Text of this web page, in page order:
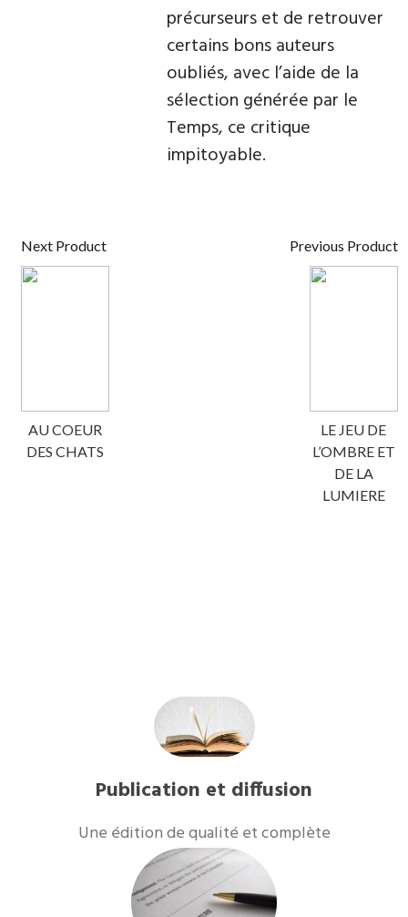
précurseurs et de retrouver
certains bons auteurs
oubliés, avec l’aide de la
sélection générée par le
Temps, ce critique
impitoyable.
Next Product
AU COEUR
DES CHATS
Previous Product
LE JEU DE
L’OMBRE ET
DE LA
LUMIERE
Publication et diffusion
Une édition de qualité et complète